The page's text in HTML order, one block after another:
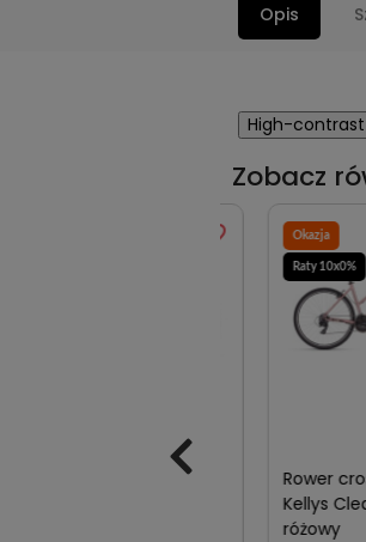
Opis
High-
Zobacz
Okazja
Raty 10x0%
Rower
Kellys Clea
różowy